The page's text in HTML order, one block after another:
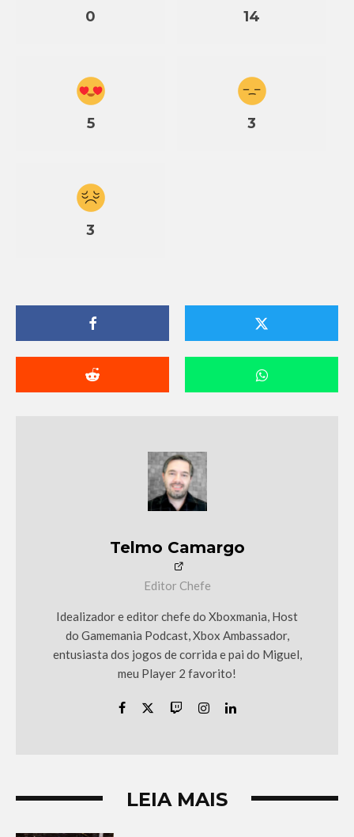
0 14
5 3
3
Telmo Camargo
Editor Chefe
Idealizador e editor chefe do Xboxmania, Host
do Gamemania Podcast, Xbox Ambassador,
entusiasta dos jogos de corrida e pai do Miguel,
meu Player 2 favorito!
LEIA MAIS